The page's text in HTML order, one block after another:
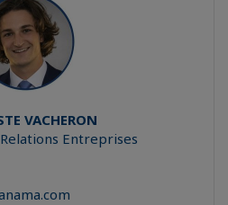
VACHERON
Entreprises